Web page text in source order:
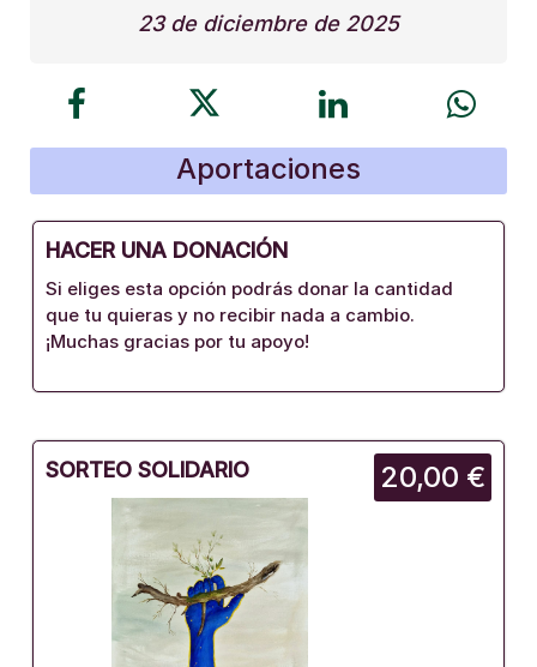
23 de diciembre de 2025
Aportaciones
HACER UNA DONACIÓN
Si eliges esta opción podrás donar la cantidad
que tu quieras y no recibir nada a cambio.
¡Muchas gracias por tu apoyo!
20,00 €
SORTEO SOLIDARIO